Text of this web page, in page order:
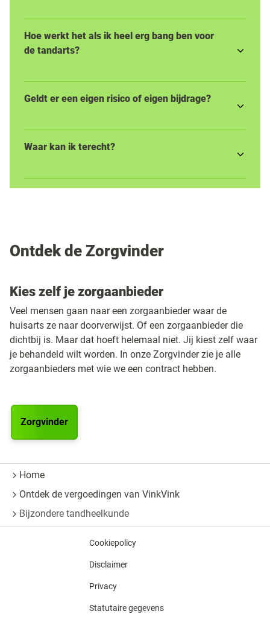
Hoe werkt het als ik heel erg bang ben voor
de tandarts?
Geldt er een eigen risico of eigen bijdrage?
Waar kan ik terecht?
Ontdek de Zorgvinder
Kies zelf je zorgaanbieder
Veel mensen gaan naar een zorgaanbieder waar de
huisarts ze naar doorverwijst. Of een zorgaanbieder die
dichtbij is. Maar dat hoeft helemaal niet. Jij kiest zelf waar
je behandeld wilt worden. In onze Zorgvinder zie je alle
zorgaanbieders met wie we een contract hebben.
Zorgvinder
Home
Ontdek de vergoedingen van VinkVink
Bijzondere tandheelkunde
Cookiepolicy
Disclaimer
Privacy
Statutaire gegevens